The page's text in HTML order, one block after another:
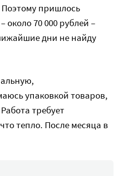
Поэтому пришлось
70 000 рублей –
дни не найду
упаковкой товаров,
требует
тепло. После месяца в